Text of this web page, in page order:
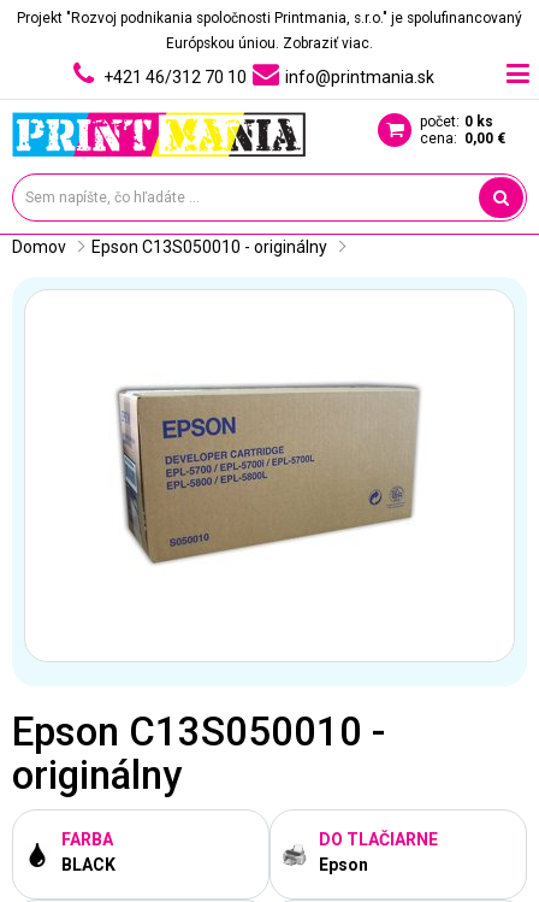
Projekt "Rozvoj podnikania spoločnosti Printmania, s.r.o." je spolufinancovaný
Európskou úniou. Zobraziť viac.
+421 46/312 70 10 info@printmania.sk
počet: 0 ks
cena: 0,00 €
Domov Epson C13S050010 - originálny
Epson C13S050010 -
originálny
FARBA
BLACK
DO TLAČIARNE
Epson